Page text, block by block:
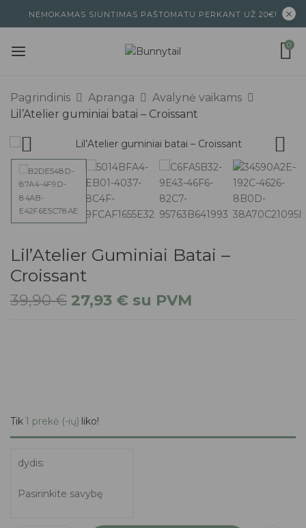
NEMOKAMAS SIUNTIMAS PAŠTOMATU PERKANT UŽ 20€!
0
Pagrindinis Apranga
Avalynė vaikams
Lil’Atelier guminiai batai – Croissant
Lil’Atelier Guminiai Batai –
Croissant
39,90€ 27,93 € su PVM
Tik1 prekė (-ių) liko!
dydis